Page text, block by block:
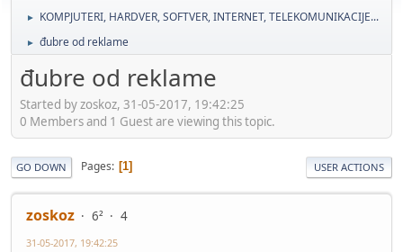
► KOMPJUTERI, HARDVER, SOFTVER, INTERNET, TELEKOMUNIKACIJE...
► đubre od reklame
đubre od reklame
Started by zoskoz, 31-05-2017, 19:42:25
0 Members and 1 Guest are viewing this topic.
GO DOWN Pages 1 USER ACTIONS
zoskoz 6² 4
31-05-2017, 19:42:25